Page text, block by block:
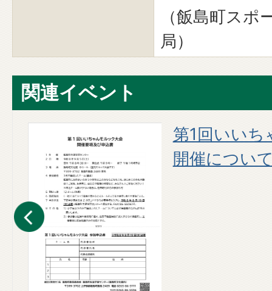
（飯島町スポ
局）
関連イベント
第1回いいち
開催につい